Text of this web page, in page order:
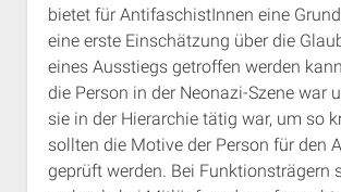
bietet für AntifaschistInnen eine
eine erste Einschätzung über die
eines Ausstiegs getroffen werden
die Person in der Neonazi-Szene war
sie in der Hierarchie tätig war, um so
sollten die Motive der Person für den
geprüft werden. Bei Funktionsträgern